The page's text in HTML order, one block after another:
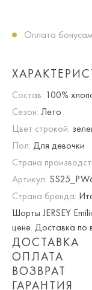
Оплата
Состав: 100%
Сезон: Лето
Цвет строкой:
Пол: Для девочки
Страна
Артикул:
Страна бренда:
Шорты JERSEY
цене. Доставка по
ДОСТАВКА
Опция частичная
Москвы и МО.
ОПЛАТА
При оплате онлайн
ВОЗВРАТ
ГАРАНТИЯ